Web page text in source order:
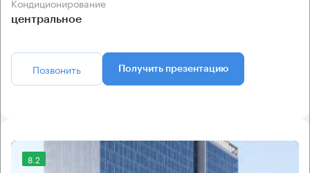
центральное
Позвонить Получить презентацию
8.2